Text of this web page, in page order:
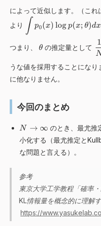
によって近似します。（これ
より
\
d
s
l
a
t
l
e
\
i
t
p
_
0
(
∫ p0(x) logp(x; θ)dx
つまり、 t
e
t
θ の推定量として
\
df
r
a
N
}
st
yl
1
うな値を採用することにな
に他なりません。
今回のまとめ
N
\
ri
g
t
a
r
r
o
N → ∞ のとき、最尤推
小化する（最尤推定と
な問題と言える）。
参考
東京大学工学教程「確率
KL情報量を概念的に理解
https://